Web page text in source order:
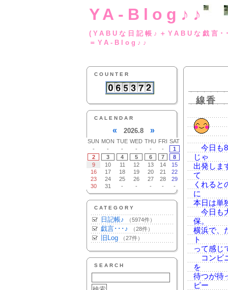
YA-Blog♪♪
(YABUな日記帳♪
＝YA-Blog♪♪
COUNTER
CALENDAR
« 2026.8 »
SUN MON TUE WED THU FRI SAT
-
- - - - -
1
2
3 4 5 6 7
8
9
10 11 12 13 14
15
16
17 18 19 20 21
22
23
24 25 26 27 28
29
30
31 - - - - -
CATEGORY
日記帳♪ （5974件）
戯言･･･♪ （28件）
旧Log （27件）
SEARCH
線香
今日も8
じゃ
出発しま
て
くれると
に
本日は単
今日も
保。
横浜で、
ト
って感じ
コンビ
を
待つが待
ピー